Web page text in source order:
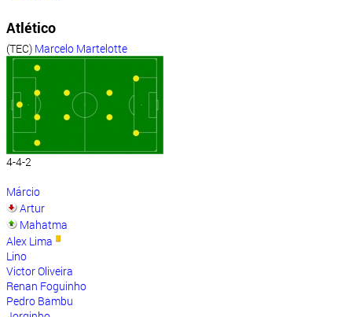
Atlético
(TEC) Marcelo Martelotte
4-4-2
Márcio
Artur
Mahatma
Alex Lima
Lino
Victor Oliveira
Renan Foguinho
Pedro Bambu